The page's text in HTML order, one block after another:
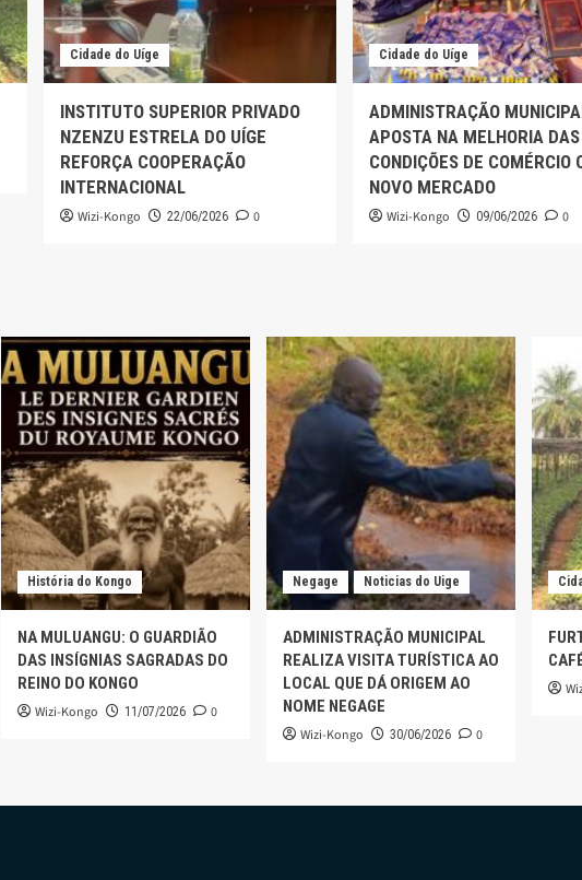
Cidade do Uíge
INSTITUTO SUPERIOR PRIVADO
NZENZU ESTRELA DO UÍGE
REFORÇA COOPERAÇÃO
INTERNACIONAL
Wizi-Kongo 22/06/2026 0
Cidade do Uíge
ADMINISTRAÇÃO
APOSTA NA MELHORIA DAS
CONDIÇÕES DE COMÉRCIO
NOVO MERCADO
Wizi-Kongo 09/06/2026 0
História do Kongo
NA MULUANGU: O GUARDIÃO
DAS INSÍGNIAS SAGRADAS DO
REINO DO KONGO
Wizi-Kongo 11/07/2026 0
Negage Noticias do Uige
ADMINISTRAÇÃO MUNICIPAL
REALIZA VISITA TURÍSTICA AO
LOCAL QUE DÁ ORIGEM AO
NOME NEGAGE
Wizi-Kongo 30/06/2026 0